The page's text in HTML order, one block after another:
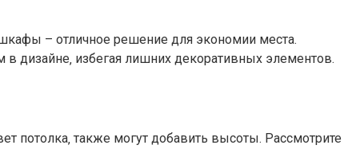
– отличное решение для экономии места.
дизайне‚ избегая лишних декоративных элементов.
потолка‚ также могут добавить высоты. Рассмотрите